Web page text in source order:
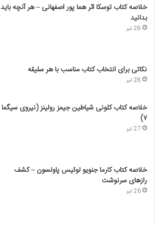
خلاصه کتاب توسکا اثر هما پور اصفهانی – هر آنچه باید
بدانید
28 تیر
نکاتی برای انتخاب کتاب مناسب با هر سلیقه
28 تیر
خلاصه کتاب کلونی شیاطین جیمز رولینز (نیروی سیگما
۷)
27 تیر
خلاصه کتاب کارما جنویو لوئیس پاولسون – کشف
رازهای سرنوشت
26 تیر